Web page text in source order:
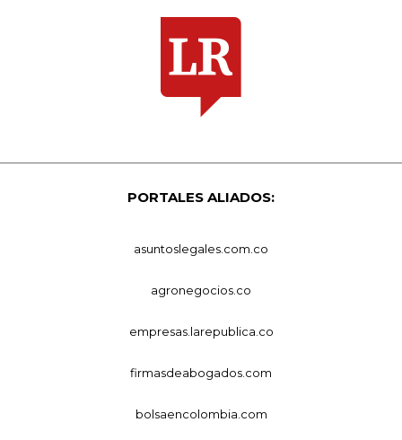
PORTALES ALIADOS:
asuntoslegales.com.co
agronegocios.co
empresas.larepublica.co
firmasdeabogados.com
bolsaencolombia.com